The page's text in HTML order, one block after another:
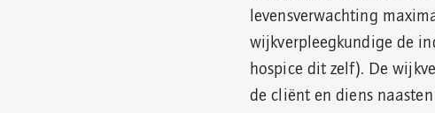
levensverwachting
wijkverpleegkundige de
hospice dit zelf). De
de cliënt en diens